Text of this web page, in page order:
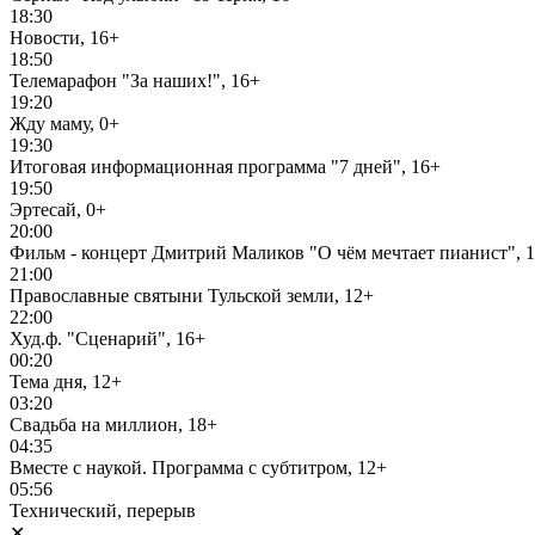
18:30
Новости, 16+
18:50
Телемарафон "За наших!", 16+
19:20
Жду маму, 0+
19:30
Итоговая информационная программа "7 дней", 16+
19:50
Эртесай, 0+
20:00
Фильм - концерт Дмитрий Маликов "О чём мечтает пианист",
21:00
Православные святыни Тульской земли, 12+
22:00
Худ.ф. "Сценарий", 16+
00:20
Тема дня, 12+
03:20
Свадьба на миллион, 18+
04:35
Вместе с наукой. Программа с субтитром, 12+
05:56
Технический, перерыв